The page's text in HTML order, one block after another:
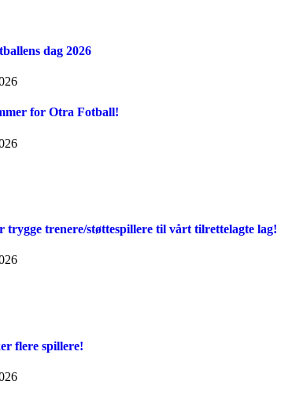
dag 2026
for Otra Fotball!
trygge trenere/støttespillere til vårt tilrettelagte lag!
flere spillere!